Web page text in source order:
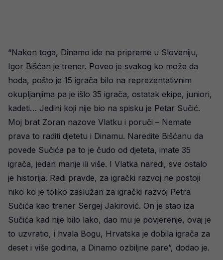
“Nakon toga, Dinamo ide na pripreme u Sloveniju,
Igor Bišćan je trener. Poveo je svakog ko može da
hoda, pošto je 15 igrača bilo na reprezentativnim
okupljanjima pa je išlo 35 igrača, ostatak ekipe, juniori,
kadeti… Jedini koji nije bio na spisku je Petar Sučić.
Moj brat Zoran nazove Vlatku i poruči – Nemate
prava to raditi djetetu i Dinamu. Naredite Bišćanu da
povede Sučića pa to je čudo od djeteta, imate 35
igrača, jedan manje ili više. I Vlatka naredi, sve ostalo
je historija. Radi pravde, za igrački razvoj ne postoji
niko ko je toliko zaslužan za igrački razvoj Petra
Sučića kao trener Sergej Jakirović. On je stao iza
Sučića kad nije bilo lako, dao mu je povjerenje, ovaj je
to uzvratio, i hvala Bogu, Hrvatska je dobila igrača za
deset i više godina, a Dinamo ozbiljne pare”, dodao je.